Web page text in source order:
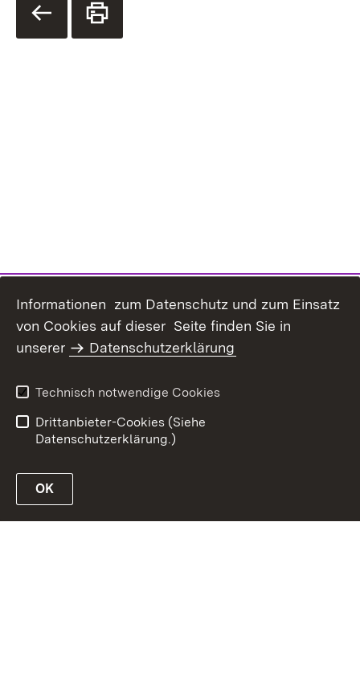
Informationen zum Datenschutz und zum Einsatz
von Cookies auf dieser Seite finden Sie in
unserer
Datenschutzerklärung
Technisch notwendige Cookies
Drittanbieter-Cookies (Siehe
Datenschutzerklärung.)
OK